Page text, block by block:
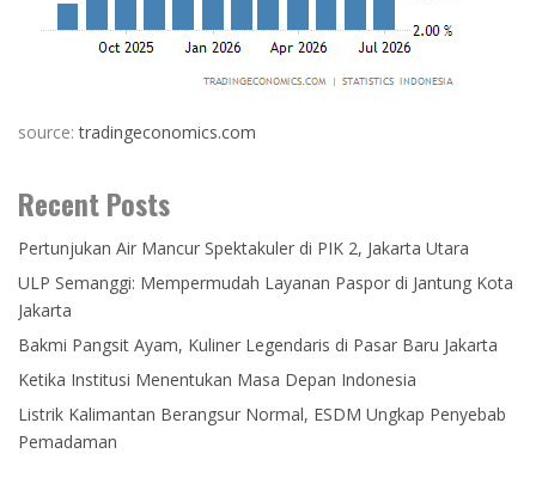
source:tradingeconomics.com
Recent Posts
Pertunjukan Air Mancur Spektakuler di PIK 2, Jakarta Utara
ULP Semanggi: Mempermudah Layanan Paspor di Jantung Kota
Jakarta
Bakmi Pangsit Ayam, Kuliner Legendaris di Pasar Baru Jakarta
Ketika Institusi Menentukan Masa Depan Indonesia
Listrik Kalimantan Berangsur Normal, ESDM Ungkap Penyebab
Pemadaman